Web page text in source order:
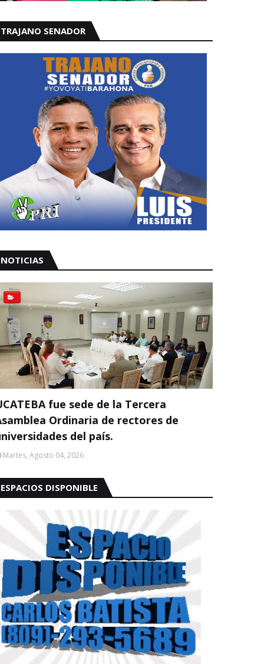
TRAJANO SENADOR
NOTICIAS
fue sede de la Tercera
Ordinaria de rectores de
del país.
Martes, Agosto 04, 2026
ESPACIOS DISPONIBLE